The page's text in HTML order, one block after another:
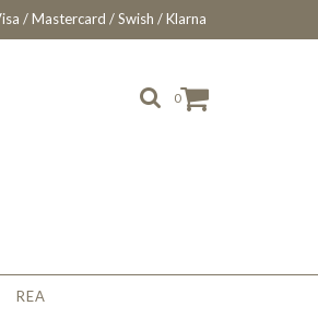
/ Mastercard / Swish / Klarna
0
REA